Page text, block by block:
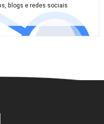
blogs e redes sociais